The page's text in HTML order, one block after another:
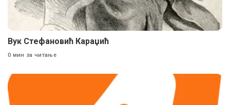
Вук Стефановић Караџић
0 мин за читање